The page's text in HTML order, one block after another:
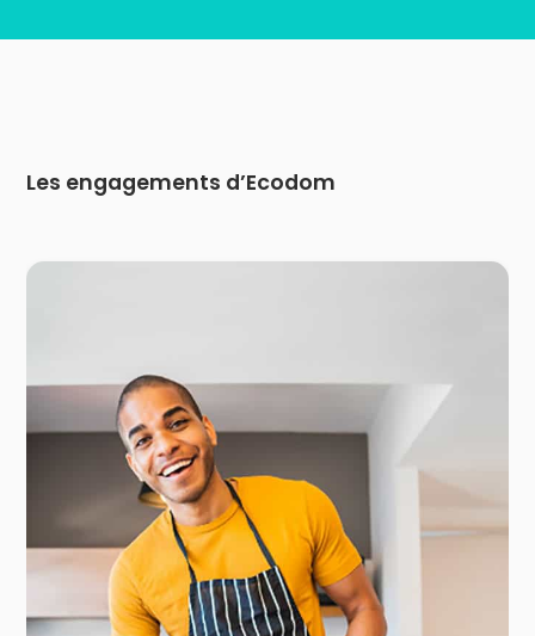
Les engagements d’Ecodom